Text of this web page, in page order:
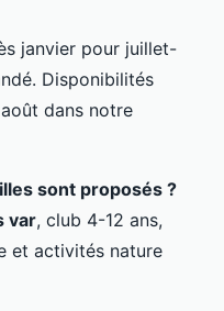
janvier pour juillet-
Disponibilités
dans notre
sont proposés ?
var, club 4-12 ans,
et activités nature